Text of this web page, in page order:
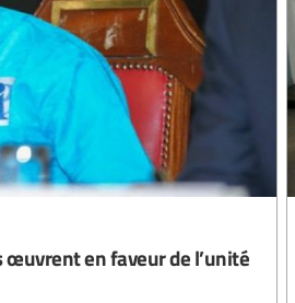
en faveur de l’unité